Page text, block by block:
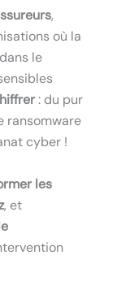
,
où la
le
: du pur
ransomware
cyber !
les
, et